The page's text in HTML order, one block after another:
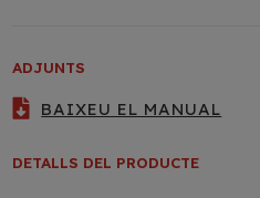
ADJUNTS
BAIXEU EL MANUAL
DETALLS DEL PRODUCTE